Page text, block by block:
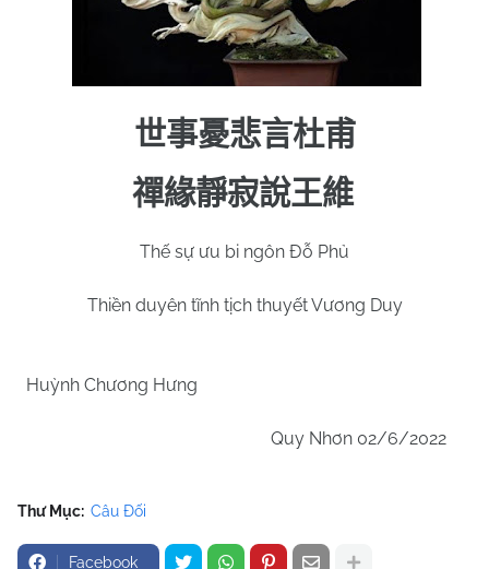
世事憂悲言杜甫
禪緣靜寂說王維
Thế sự ưu bi ngôn Đỗ Phủ
Thiền duyên tĩnh tịch thuyết Vương Duy
Huỳnh Chương Hưng
Quy Nhơn 02/6/2022
Thư Mục: Câu Đối
Facebook